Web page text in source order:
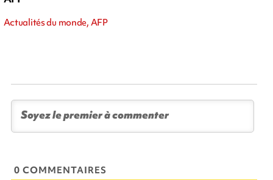
Actualités du monde, AFP
0 COMMENTAIRES